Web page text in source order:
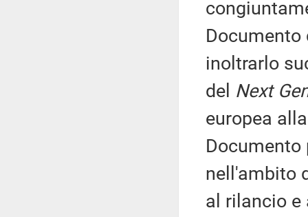
Documento
inoltrarlo
del Next
europea
nell'ambito
al rilancio e